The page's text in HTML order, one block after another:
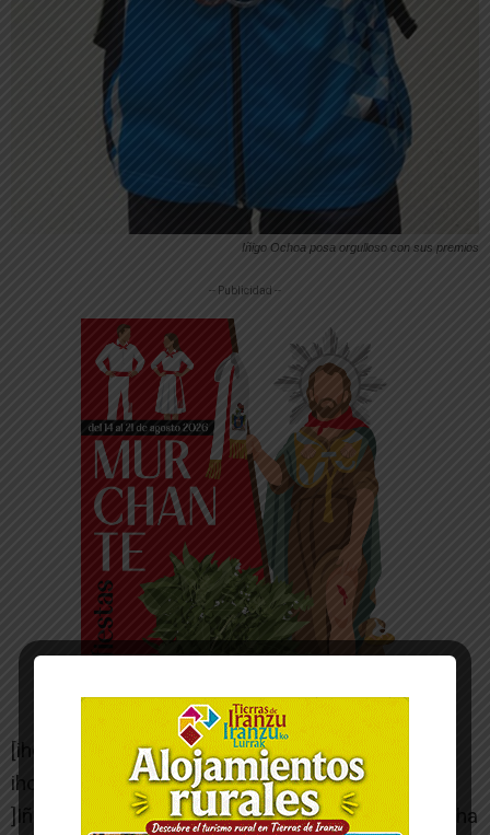
Iñigo Ochoa posa orgulloso con sus premios
-- Publicidad --
[ihc-hide-content ihc_mb_type=»show»
ihc_mb_who=»4,5,6,7,8,9″ ihc_mb_template=»2″
]Iñigo Ochoa nadador del SDR Arenas de Tudela ha